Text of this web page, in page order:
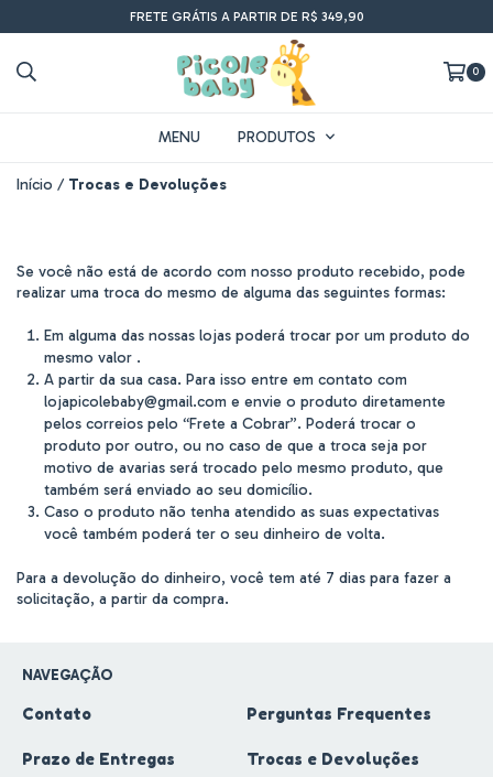
FRETE GRÁTIS A PARTIR DE R$ 349,90
0
MENU PRODUTOS
Início / Trocas e Devoluções
Se você não está de acordo com nosso produto recebido, pode
realizar uma troca do mesmo de alguma das seguintes formas:
Em alguma das nossas lojas poderá trocar por um produto do
mesmo valor .
A partir da sua casa. Para isso entre em contato com
lojapicolebaby@gmail.com e envie o produto diretamente
pelos correios pelo “Frete a Cobrar”. Poderá trocar o
produto por outro, ou no caso de que a troca seja por
motivo de avarias será trocado pelo mesmo produto, que
também será enviado ao seu domicílio.
Caso o produto não tenha atendido as suas expectativas
você também poderá ter o seu dinheiro de volta.
Para a devolução do dinheiro, você tem até 7 dias para fazer a
solicitação, a partir da compra.
NAVEGAÇÃO
Contato Perguntas Frequentes
Prazo de Entregas Trocas e Devoluções